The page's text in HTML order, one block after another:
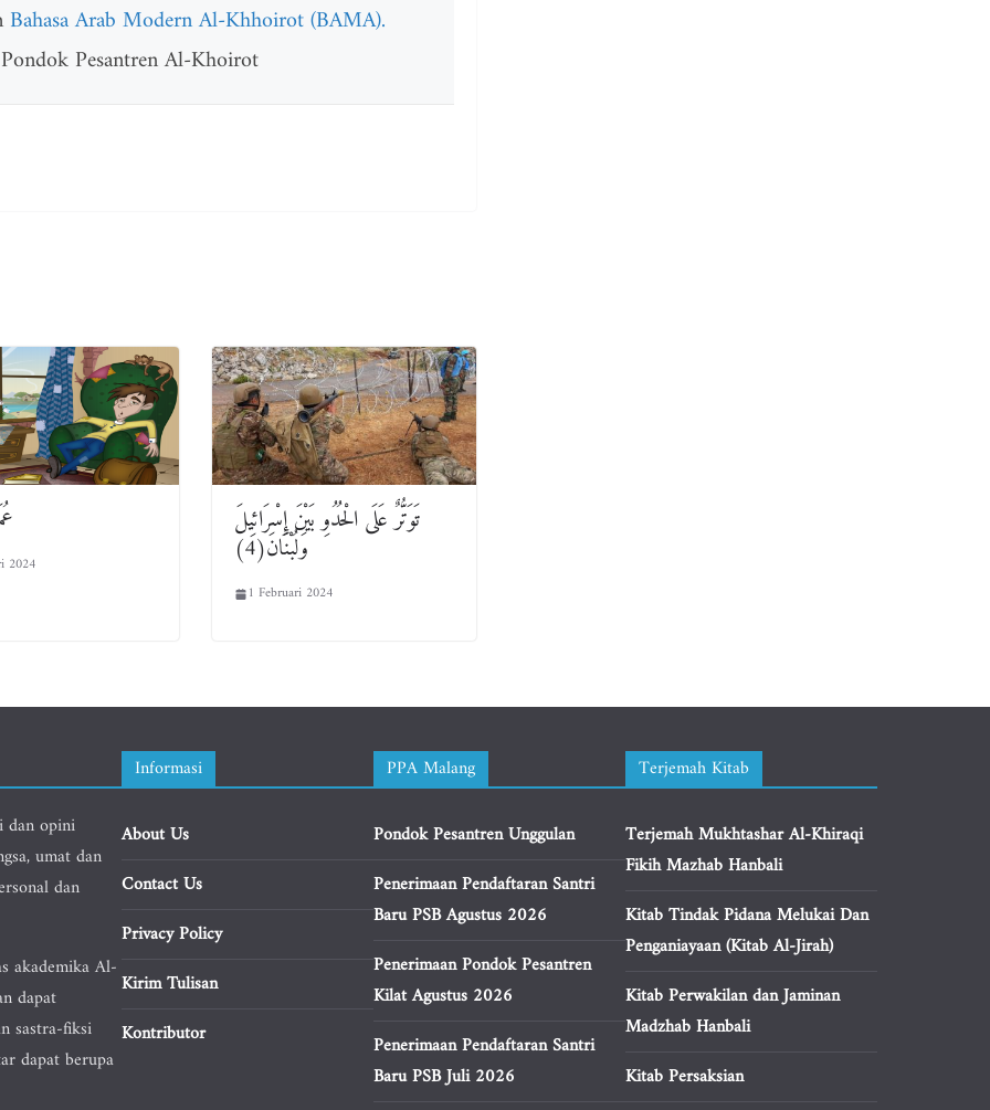
Bahasa Arab Modern Al-Khhoirot (BAMA).
Pesantren Al-Khoirot
2024
تَوَتُّرٌ عَلَى الْحُدُوِ بَيْنَ إِسْرَائِيلَ
وَلُبْنَانَ(4)
1 Februari 2024
dan opini
umat dan
dan
akademika Al-
dapat
sastra-fiksi
dapat berupa
Informasi
About Us
Contact Us
Privacy Policy
Kirim Tulisan
Kontributor
PPA Malang
Pondok Pesantren Unggulan
Penerimaan Pendaftaran Santri
Baru PSB Agustus 2026
Penerimaan Pondok Pesantren
Kilat Agustus 2026
Penerimaan Pendaftaran Santri
Baru PSB Juli 2026
Terjemah Kitab
Terjemah Mukhtashar Al-Khiraqi
Fikih Mazhab Hanbali
Kitab Tindak Pidana Melukai Dan
Penganiayaan (Kitab Al-Jirah)
Kitab Perwakilan dan Jaminan
Madzhab Hanbali
Kitab Persaksian